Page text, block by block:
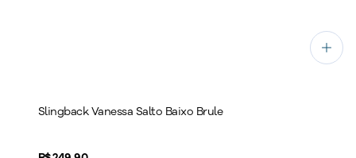
Slingback Vanessa Salto Baixo Brule